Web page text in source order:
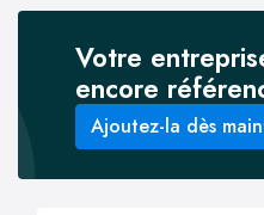
Votre
encore
Ajoutez-la dès